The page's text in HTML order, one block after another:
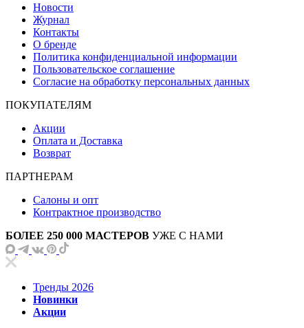
Новости
Журнал
Контакты
О бренде
Политика конфиденциальной информации
Пользовательское соглашение
Согласие на обработку персональных данных
ПОКУПАТЕЛЯМ
Акции
Оплата и Доставка
Возврат
ПАРТНЕРАМ
Салоны и опт
Контрактное производство
БОЛЕЕ 250 000 МАСТЕРОВ УЖЕ С НАМИ
Тренды 2026
Новинки
Акции